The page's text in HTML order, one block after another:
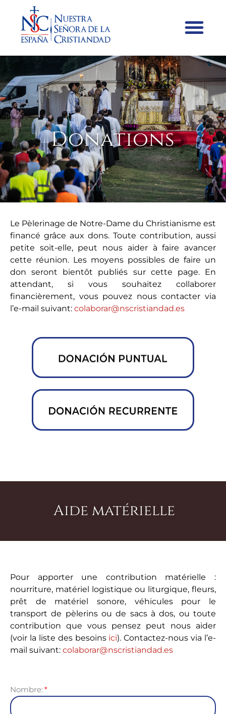
Donations
Le Pèlerinage de Notre-Dame du Christianisme est
financé grâce aux dons. Toute contribution, aussi
petite soit-elle, peut nous aider à faire avancer
cette réunion. Les moyens possibles de faire un
don seront bientôt publiés sur cette page. En
attendant, si vous souhaitez collaborer
financièrement, vous pouvez nous contacter via
l’e-mail suivant: colaborar@nscristiandad.es
En la sección « Donaciones » introduce el
IBAN: ES2100730100530506229065
Swift / BIC: OPENESMM
: DONACIÓN y nombre (si se quiere)
Tarjeta:
Conozco y acepto la Política de Privacidad de la
Asociación NSC-E.
Aide matérielle
Pour apporter une contribution matérielle :
nourriture, matériel logistique ou liturgique, fleurs,
prêt de matériel sonore, véhicules pour le
transport de pèlerins ou de sacs à dos, ou toute
contribution que vous pensez peut nous aider
(voir la liste des besoins ici). Contactez-nous via l’e-
mail suivant: colaborar@nscristiandad.es
Nombre: